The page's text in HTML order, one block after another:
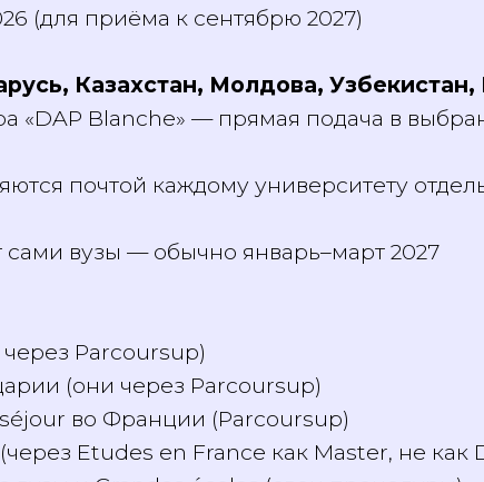
и платформу Etudes en France
(для приёма к сентябрю 2027)
«DAP Blanche» — прямая подача в
почтой каждому университету
сами вузы — обычно январь–март 2027
через Parcoursup)
(они через Parcoursup)